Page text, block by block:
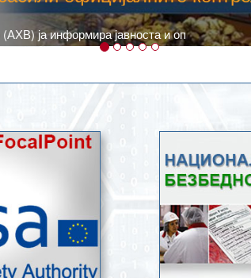
температури, кое според
на труење со храна.